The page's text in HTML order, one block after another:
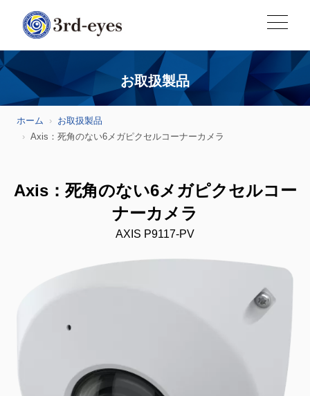
お取扱製品
ホーム
お取扱製品
Axis：死角のない6メガピクセルコーナーカメラ
Axis：死角のない6メガピクセルコー
ナーカメラ
AXIS P9117-PV